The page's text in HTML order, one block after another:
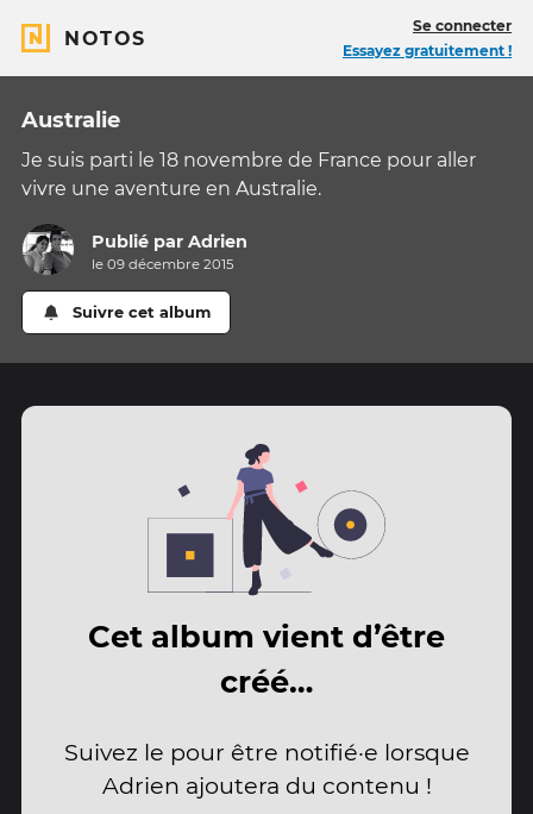
NOTOS
Se connecter
Essayez gratuitement !
Australie
Je suis parti le 18 novembre de France pour aller
vivre une aventure en Australie.
Publié parAdrien
le 09 décembre 2015
Suivre cet album
Cet album vient d’être
créé…
Suivez le pour être notifié·e lorsque
Adrien ajoutera du contenu !